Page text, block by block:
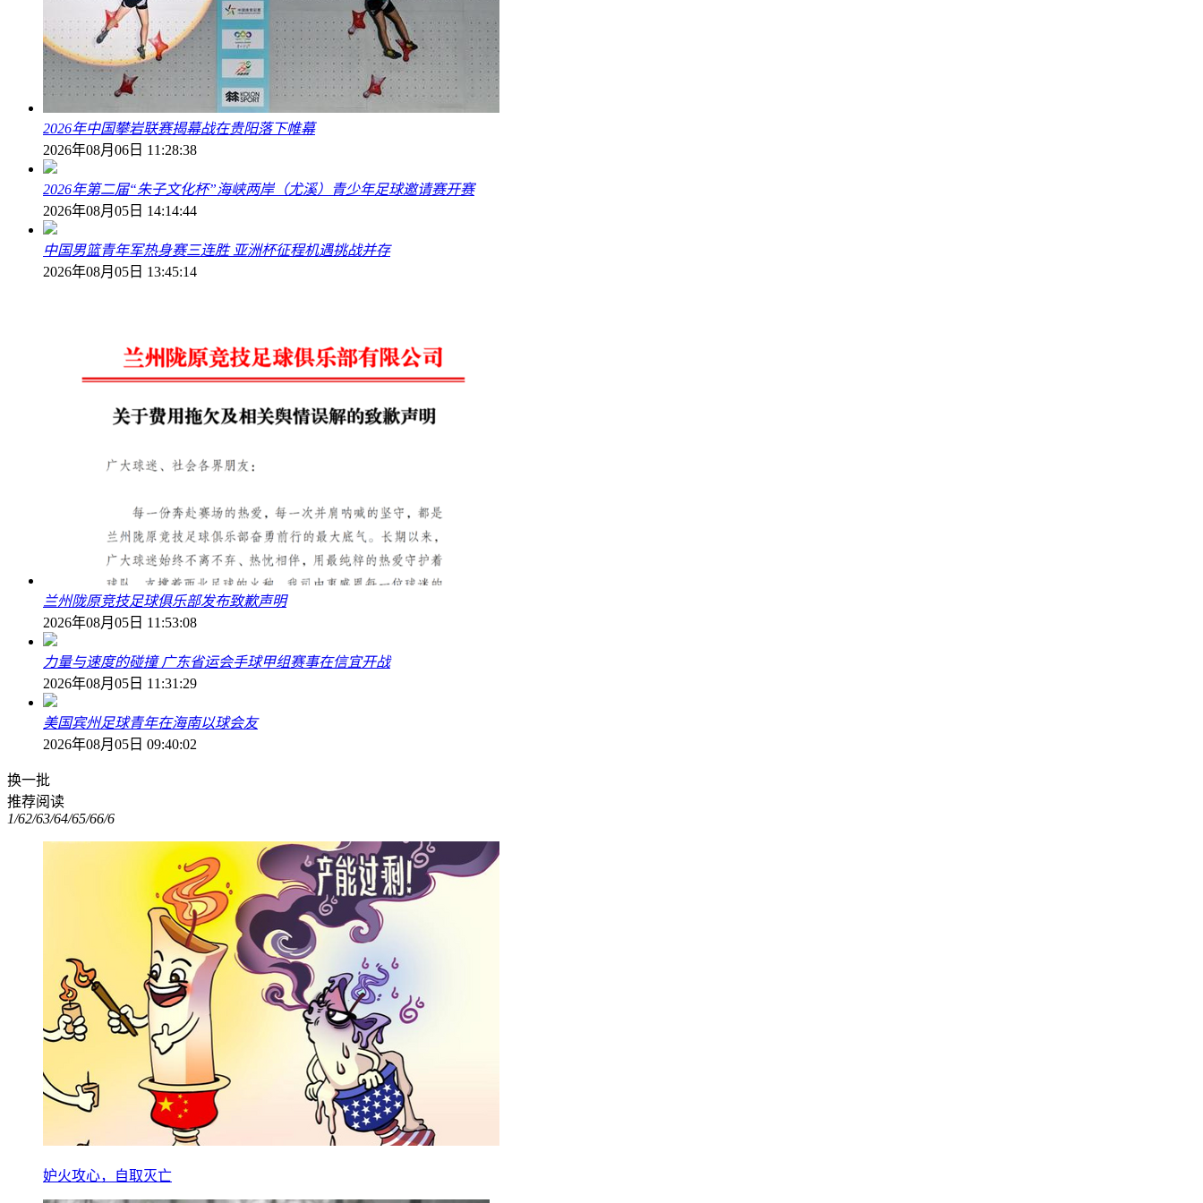
2026年中国攀岩联赛揭幕战在贵阳落下帷幕
2026年08月06日 11:28:38
2026年第二届“朱子文化杯”海峡两岸（尤溪）青少年足球邀请赛开赛
2026年08月05日 14:14:44
中国男篮青年军热身赛三连胜 亚洲杯征程机遇挑战并存
2026年08月05日 13:45:14
兰州陇原竞技足球俱乐部发布致歉声明
2026年08月05日 11:53:08
力量与速度的碰撞 广东省运会手球甲组赛事在信宜开战
2026年08月05日 11:31:29
美国宾州足球青年在海南以球会友
2026年08月05日 09:40:02
换一批
推荐阅读
1/62/63/64/65/66/6
妒火攻心，自取灭亡